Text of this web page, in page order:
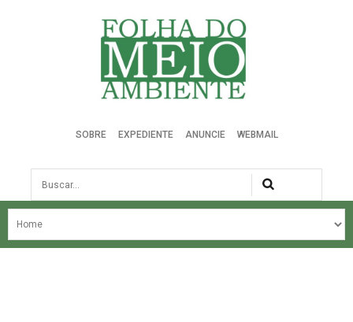
Folha do Meio Ambiente
SOBRE EXPEDIENTE ANUNCIE WEBMAIL
Busca
NOSSA HISTÓRIA